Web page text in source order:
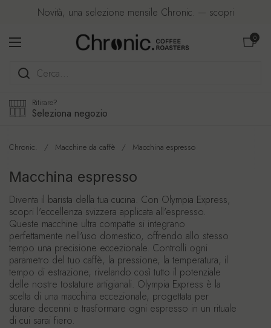
Passa ai contenutiNovità, una selezione mensile Chronic. — scopri
Apri menu
Apri
0
Ritirare?
Seleziona negozio
Chronic. / Macchine da caffè / Macchina espresso
Macchina espresso
Diventa il barista della tua cucina. Con Olympia Express,
scopri l'eccellenza svizzera applicata all'espresso.
Queste macchine ultra compatte si integrano
perfettamente nell'uso domestico, offrendo allo stesso
tempo una precisione eccezionale. Controlli ogni
parametro del tuo caffè, la pressione, la temperatura, il
tempo di estrazione, rivelando così tutto il potenziale
delle nostre tostature artigianali. Olympia Express è la
scelta di una macchina eccezionale, progettata per
durare decenni e trasformare ogni espresso in un rituale
di cui sarai fiero.